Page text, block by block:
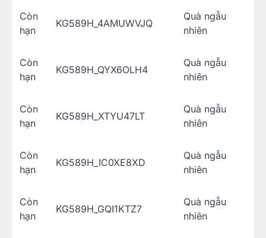
Còn
hạn
KG589H_4AMUWVJQ
Quà ngẫu
nhiên
Còn
hạn
KG589H_QYX6OLH4
Quà ngẫu
nhiên
Còn
hạn
KG589H_XTYU47LT
Quà ngẫu
nhiên
Còn
hạn
KG589H_IC0XE8XD
Quà ngẫu
nhiên
Còn
hạn
KG589H_GQI1KTZ7
Quà ngẫu
nhiên